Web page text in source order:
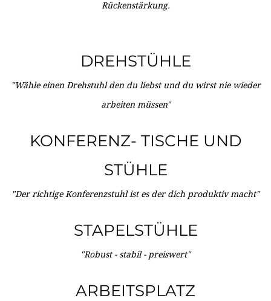
Rückenstärkung.
DREHSTÜHLE
"Wähle einen Drehstuhl den du liebst und du wirst nie wieder
arbeiten müssen"
KONFERENZ- TISCHE UND
STÜHLE
"Der richtige Konferenzstuhl ist es der dich produktiv macht"
STAPELSTÜHLE
"Robust - stabil - preiswert"
ARBEITSPLATZ